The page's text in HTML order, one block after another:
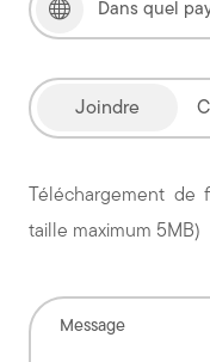
Téléchargement de
taille maximum 5MB)